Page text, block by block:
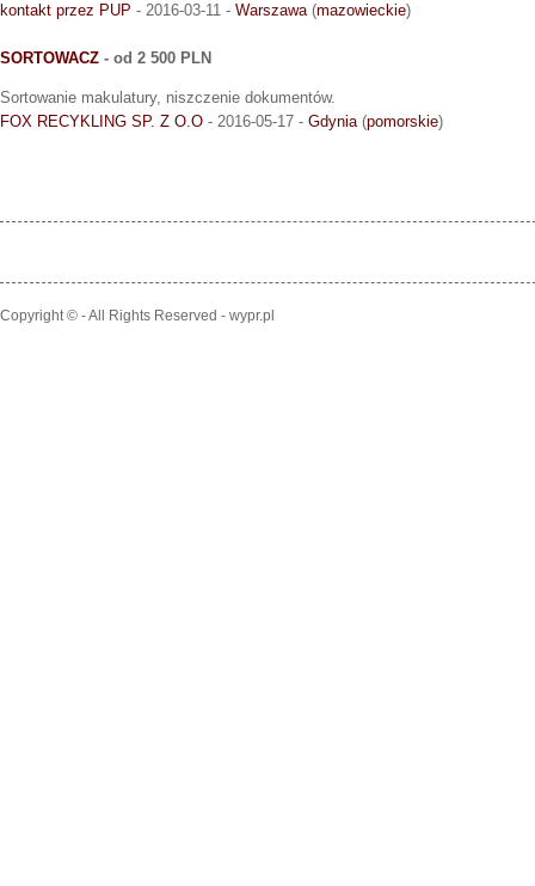
kontakt przez PUP - 2016-03-11 - Warszawa(mazowieckie)
SORTOWACZ - od 2 500 PLN
Sortowanie makulatury, niszczenie dokumentów.
FOX RECYKLING SP. Z O.O - 2016-05-17 - Gdynia(pomorskie)
Copyright © - All Rights Reserved - wypr.pl